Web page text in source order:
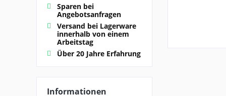
Sparen bei
Angebotsanfragen
Versand bei Lagerware
innerhalb von einem
Arbeitstag
Über 20 Jahre Erfahrung
Informationen